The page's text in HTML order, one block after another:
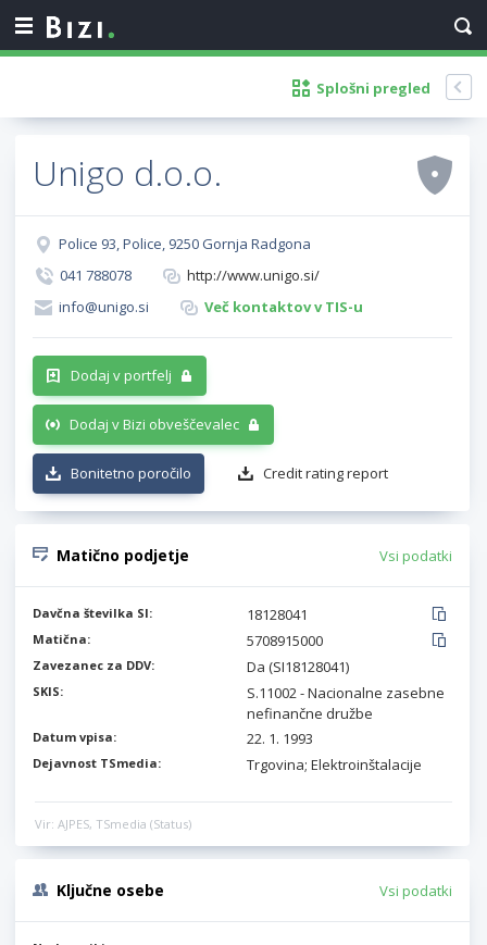
Splošni pregled
Unigo d.o.o.
Police 93, Police, 9250 Gornja Radgona
041 788078
http://www.unigo.si/
info@unigo.si
Več kontaktov v TIS-u
Dodaj v portfelj
Dodaj v Bizi obveščevalec
Bonitetno poročilo Credit rating report
Matično podjetje Vsi podatki
Davčna številka SI: 18128041
Matična: 5708915000
Zavezanec za DDV: Da (SI18128041)
SKIS:
S.11002 - Nacionalne zasebne
nefinančne družbe
Datum vpisa: 22. 1. 1993
Dejavnost TSmedia: Trgovina; Elektroinštalacije
Vir: AJPES, TSmedia (Status)
Ključne osebe Vsi podatki